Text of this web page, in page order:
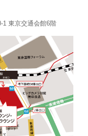
1 東京交通会館6階